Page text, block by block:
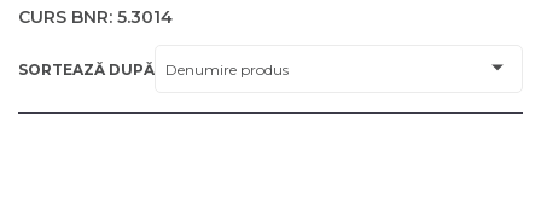
CURS BNR: 5.3014
SORTEAZĂ DUPĂ